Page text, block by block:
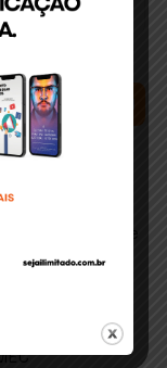
SEARCH
Secretário de
e